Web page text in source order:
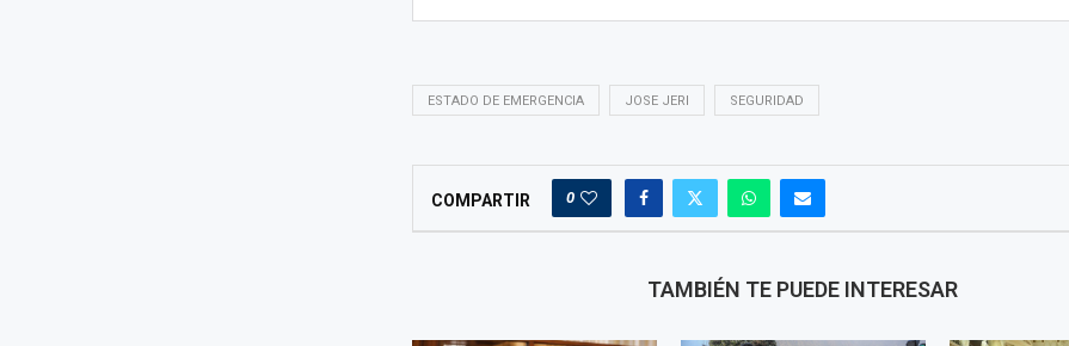
ESTADO DE EMERGENCIA JOSE JERI SEGURIDAD
COMPARTIR 0
TAMBIÉN TE PUEDE INTERESAR